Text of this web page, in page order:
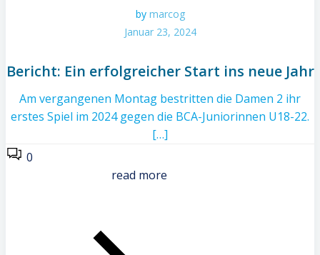
by marcog
Januar 23, 2024
Bericht: Ein erfolgreicher Start ins neue Jahr
Am vergangenen Montag bestritten die Damen 2 ihr
erstes Spiel im 2024 gegen die BCA-Juniorinnen U18-22.
[…]
0
read more